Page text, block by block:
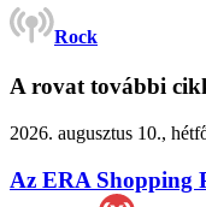
Rock
A rovat további
2026. augusztus 10.,
Az ERA Shopping